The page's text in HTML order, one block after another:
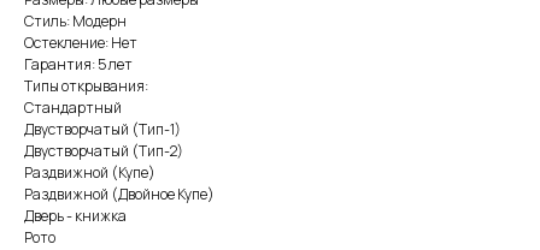
Стиль: Модерн
Остекление: Нет
Гарантия: 5 лет
Типы открывания:
Стандартный
Двустворчатый (Тип-1)
Двустворчатый (Тип-2)
Раздвижной (Купе)
Раздвижной (Двойное Купе)
Дверь - книжка
Рото